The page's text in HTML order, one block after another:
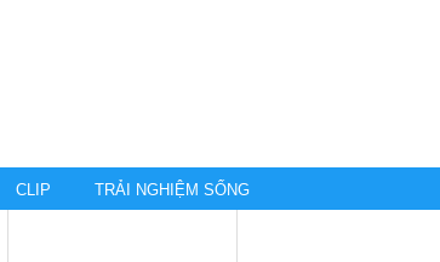
CLIP TRẢI NGHIỆM SỐNG